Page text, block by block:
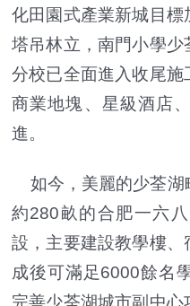
化田園式產業新城目標
塔吊林立，南門小學
分校已全面進入收尾施
商業地塊、星級酒店
進。
如今，美麗的少荃湖
約280畝的合肥一六
設，主要建設教學樓
成後可滿足6000餘名
完善少荃湖城市副中